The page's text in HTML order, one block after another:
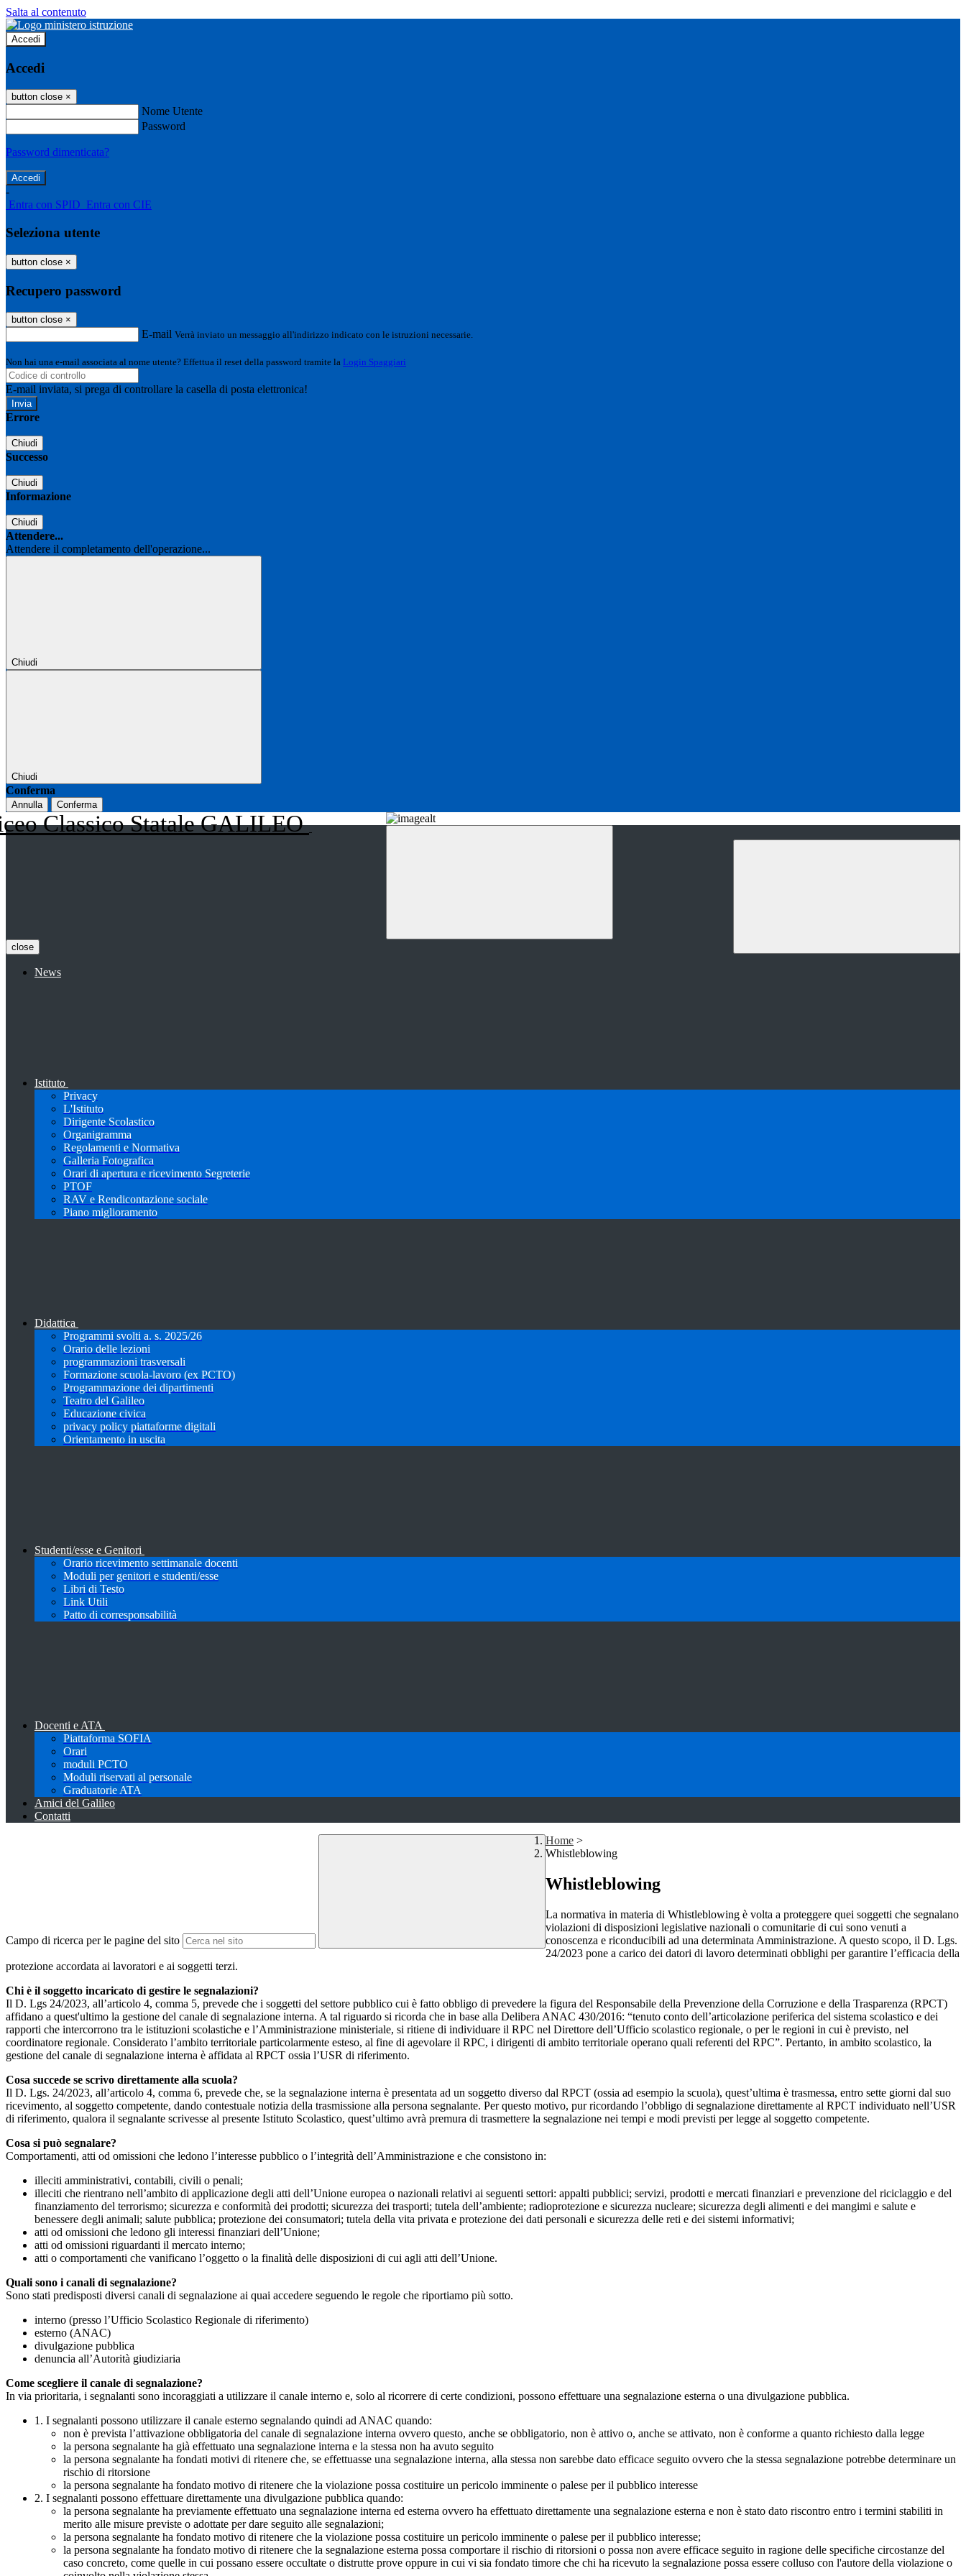
Salta al contenuto
Accedi
Accedi
button close ×
Nome Utente
Password
Password dimenticata?
-
Entra con SPID Entra con CIE
Seleziona utente
button close ×
Recupero password
button close ×
E-mail Verrà inviato un messaggio all'indirizzo indicato con le istruzioni necessarie.
Non hai una e-mail associata al nome utente? Effettua il reset della password tramite la Login Spaggiari
E-mail inviata, si prega di controllare la casella di posta elettronica!
Errore
Chiudi
Successo
Chiudi
Informazione
Chiudi
Attendere...
Attendere il completamento dell'operazione...
Chiudi
Chiudi
Conferma
Annulla Conferma
Classico Statale GALILEO
close
News
Istituto
Privacy
L'Istituto
Dirigente Scolastico
Organigramma
Regolamenti e Normativa
Galleria Fotografica
Orari di apertura e ricevimento Segreterie
PTOF
RAV e Rendicontazione sociale
Piano miglioramento
Didattica
Programmi svolti a. s. 2025/26
Orario delle lezioni
programmazioni trasversali
Formazione scuola-lavoro (ex PCTO)
Programmazione dei dipartimenti
Teatro del Galileo
Educazione civica
privacy policy piattaforme digitali
Orientamento in uscita
Studenti/esse e Genitori
Orario ricevimento settimanale docenti
Moduli per genitori e studenti/esse
Libri di Testo
Link Utili
Patto di corresponsabilità
Docenti e ATA
Piattaforma SOFIA
Orari
moduli PCTO
Moduli riservati al personale
Graduatorie ATA
Amici del Galileo
Contatti
Campo di ricerca per le pagine del sito
Home >
Whistleblowing
Whistleblowing
La normativa in materia di Whistleblowing è volta a proteggere quei soggetti che segnalano
violazioni di disposizioni legislative nazionali o comunitarie di cui sono venuti a
conoscenza e riconducibili ad una determinata Amministrazione. A questo scopo, il D. Lgs.
24/2023 pone a carico dei datori di lavoro determinati obblighi per garantire l’efficacia della
protezione accordata ai lavoratori e ai soggetti terzi.
Chi è il soggetto incaricato di gestire le segnalazioni?
Il D. Lgs 24/2023, all’articolo 4, comma 5, prevede che i soggetti del settore pubblico cui è fatto obbligo di prevedere la figura del Responsabile della Prevenzione della Corruzione e della Trasparenza (RPCT)
affidano a quest'ultimo la gestione del canale di segnalazione interna. A tal riguardo si ricorda che in base alla Delibera ANAC 430/2016: “tenuto conto dell’articolazione periferica del sistema scolastico e dei
rapporti che intercorrono tra le istituzioni scolastiche e l’Amministrazione ministeriale, si ritiene di individuare il RPC nel Direttore dell’Ufficio scolastico regionale, o per le regioni in cui è previsto, nel
coordinatore regionale. Considerato l’ambito territoriale particolarmente esteso, al fine di agevolare il RPC, i dirigenti di ambito territoriale operano quali referenti del RPC”. Pertanto, in ambito scolastico, la
gestione del canale di segnalazione interna è affidata al RPCT ossia l’USR di riferimento.
Cosa succede se scrivo direttamente alla scuola?
Il D. Lgs. 24/2023, all’articolo 4, comma 6, prevede che, se la segnalazione interna è presentata ad un soggetto diverso dal RPCT (ossia ad esempio la scuola), quest’ultima è trasmessa, entro sette giorni dal suo
ricevimento, al soggetto competente, dando contestuale notizia della trasmissione alla persona segnalante. Per questo motivo, pur ricordando l’obbligo di segnalazione direttamente al RPCT individuato nell’USR
di riferimento, qualora il segnalante scrivesse al presente Istituto Scolastico, quest’ultimo avrà premura di trasmettere la segnalazione nei tempi e modi previsti per legge al soggetto competente.
Cosa si può segnalare?
Comportamenti, atti od omissioni che ledono l’interesse pubblico o l’integrità dell’Amministrazione e che consistono in:
illeciti amministrativi, contabili, civili o penali;
illeciti che rientrano nell’ambito di applicazione degli atti dell’Unione europea o nazionali relativi ai seguenti settori: appalti pubblici; servizi, prodotti e mercati finanziari e prevenzione del riciclaggio e del
finanziamento del terrorismo; sicurezza e conformità dei prodotti; sicurezza dei trasporti; tutela dell’ambiente; radioprotezione e sicurezza nucleare; sicurezza degli alimenti e dei mangimi e salute e
benessere degli animali; salute pubblica; protezione dei consumatori; tutela della vita privata e protezione dei dati personali e sicurezza delle reti e dei sistemi informativi;
atti od omissioni che ledono gli interessi finanziari dell’Unione;
atti od omissioni riguardanti il mercato interno;
atti o comportamenti che vanificano l’oggetto o la finalità delle disposizioni di cui agli atti dell’Unione.
Quali sono i canali di segnalazione?
Sono stati predisposti diversi canali di segnalazione ai quai accedere seguendo le regole che riportiamo più sotto.
interno (presso l’Ufficio Scolastico Regionale di riferimento)
esterno (ANAC)
divulgazione pubblica
denuncia all’Autorità giudiziaria
Come scegliere il canale di segnalazione?
In via prioritaria, i segnalanti sono incoraggiati a utilizzare il canale interno e, solo al ricorrere di certe condizioni, possono effettuare una segnalazione esterna o una divulgazione pubblica.
1. I segnalanti possono utilizzare il canale esterno segnalando quindi ad ANAC quando:
non è prevista l’attivazione obbligatoria del canale di segnalazione interna ovvero questo, anche se obbligatorio, non è attivo o, anche se attivato, non è conforme a quanto richiesto dalla legge
la persona segnalante ha già effettuato una segnalazione interna e la stessa non ha avuto seguito
la persona segnalante ha fondati motivi di ritenere che, se effettuasse una segnalazione interna, alla stessa non sarebbe dato efficace seguito ovvero che la stessa segnalazione potrebbe determinare un
rischio di ritorsione
la persona segnalante ha fondato motivo di ritenere che la violazione possa costituire un pericolo imminente o palese per il pubblico interesse
2. I segnalanti possono effettuare direttamente una divulgazione pubblica quando:
la persona segnalante ha previamente effettuato una segnalazione interna ed esterna ovvero ha effettuato direttamente una segnalazione esterna e non è stato dato riscontro entro i termini stabiliti in
merito alle misure previste o adottate per dare seguito alle segnalazioni;
la persona segnalante ha fondato motivo di ritenere che la violazione possa costituire un pericolo imminente o palese per il pubblico interesse;
la persona segnalante ha fondato motivo di ritenere che la segnalazione esterna possa comportare il rischio di ritorsioni o possa non avere efficace seguito in ragione delle specifiche circostanze del
caso concreto, come quelle in cui possano essere occultate o distrutte prove oppure in cui vi sia fondato timore che chi ha ricevuto la segnalazione possa essere colluso con l'autore della violazione o